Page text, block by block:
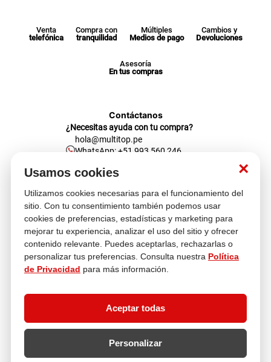
×
Usamos cookies
Utilizamos cookies necesarias para el funcionamiento del
sitio. Con tu consentimiento también podemos usar
cookies de preferencias, estadísticas y marketing para
mejorar tu experiencia, analizar el uso del sitio y ofrecer
contenido relevante. Puedes aceptarlas, rechazarlas o
personalizar tus preferencias. Consulta nuestra Política
de Privacidad para más información.
Aceptar todas
Personalizar
Venta
telefónica
Compra con
tranquilidad
Múltiples
Medios de pago
Cambios y
Devoluciones
Asesoría
En tus compras
Contáctanos
¿Necesitas ayuda con tu compra?
hola@multitop.pe
WhatsApp: +51 993 560 246
Kimberly Garcia
Jefa de Ventas Empresas
Tienda física
Av. Iquitos 670 - 699, La Victoria
L-S: 8:00 a.m. - 6:30 p.m.
Feriados: 9:00 a.m. - 5:00 p.m.
Atención al cliente